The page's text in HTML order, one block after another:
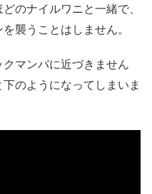
のナイルワニと一緒で、
襲うことはしません。
マンバに近づきません
のようになってしまいま